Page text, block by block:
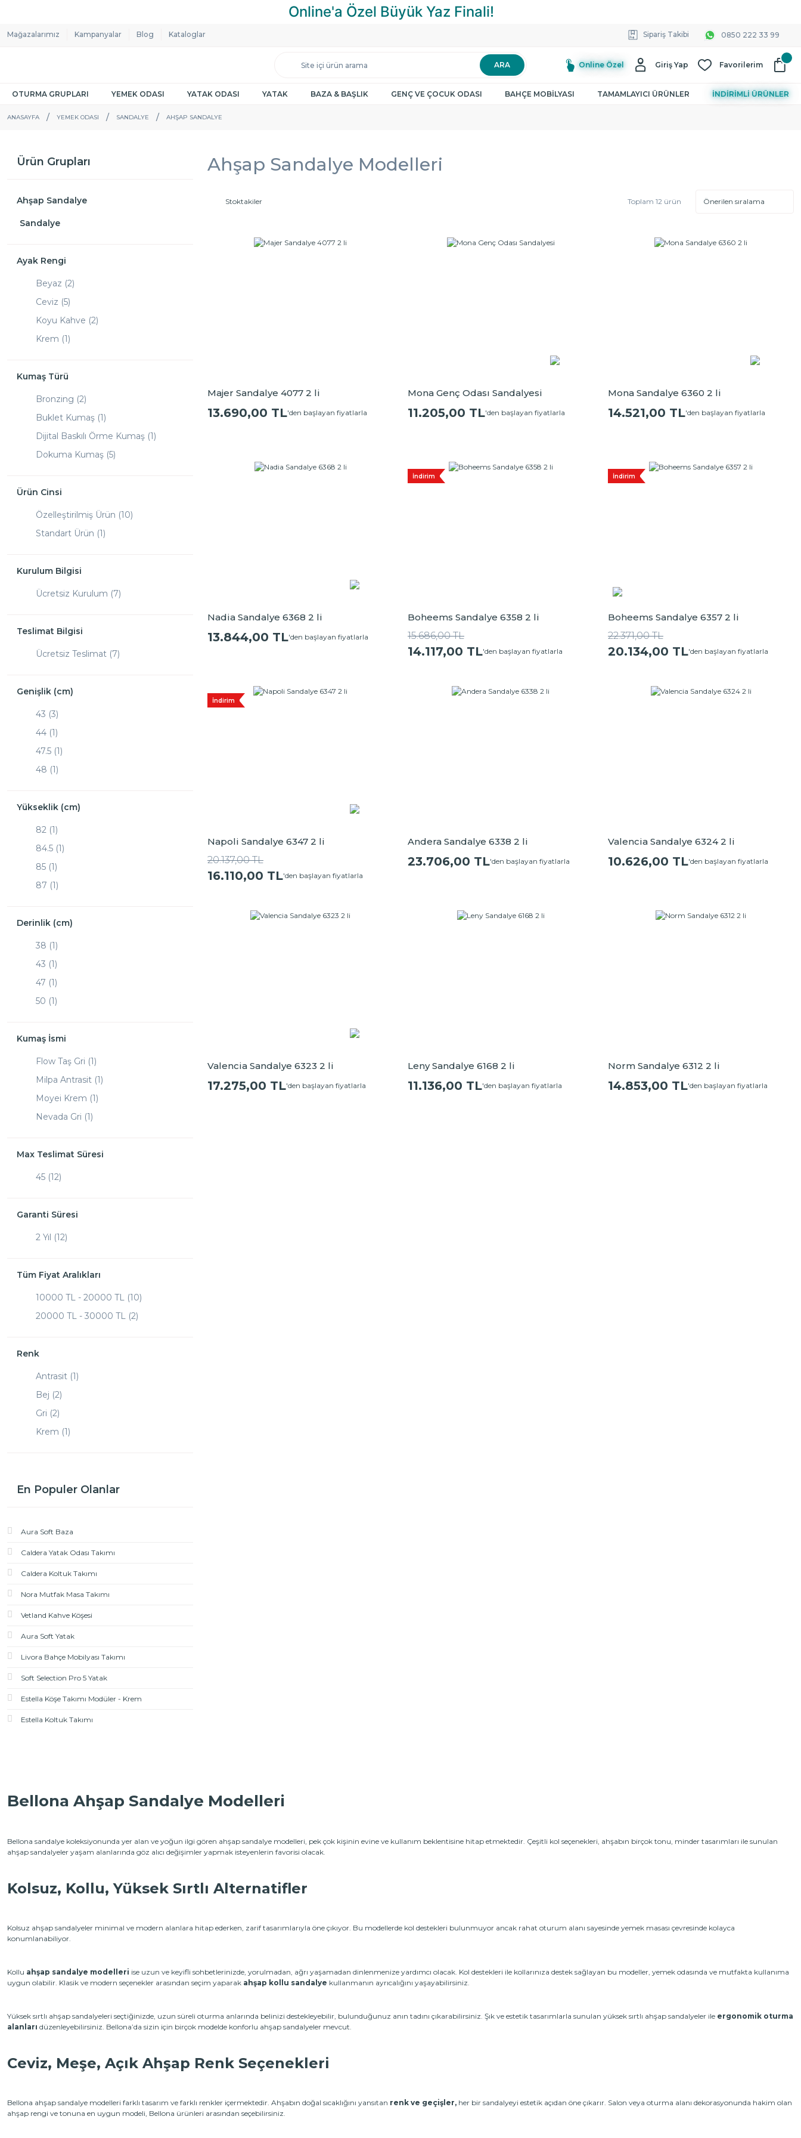
Mağazalarımız Kampanyalar Blog Kataloglar Sipariş Takibi 0850 222 33 99
ARA Online Özel Giriş Yap Favorilerim
OTURMA GRUPLARI YEMEK ODASI YATAK ODASI YATAK BAZA & BAŞLIK GENÇ VE ÇOCUK ODASI BAHÇE MOBİLYASI TAMAMLAYICI ÜRÜNLER İNDİRİMLİ ÜRÜNLER
ANASAYFA YEMEK ODASI SANDALYE AHŞAP SANDALYE
Ürün Grupları
Ahşap Sandalye
Sandalye
Ayak Rengi
Beyaz (2)
Ceviz (5)
Koyu Kahve (2)
Krem (1)
Kumaş Türü
Bronzing (2)
Buklet Kumaş (1)
Dijital Baskılı Örme Kumaş (1)
Dokuma Kumaş (5)
Ürün Cinsi
Özelleştirilmiş Ürün (10)
Standart Ürün (1)
Kurulum Bilgisi
Ücretsiz Kurulum (7)
Teslimat Bilgisi
Ücretsiz Teslimat (7)
Genişlik (cm)
43 (3)
44 (1)
47.5 (1)
48 (1)
50 (1)
51 (2)
52 (1)
52.5 (1)
Yükseklik (cm)
82 (1)
84.5 (1)
85 (1)
87 (1)
90 (1)
91 (2)
92.5 (1)
93.5 (1)
94 (1)
Derinlik (cm)
38 (1)
43 (1)
47 (1)
50 (1)
54 (1)
55 (1)
58 (1)
58.5 (1)
59 (1)
63.5 (1)
Kumaş İsmi
Flow Taş Gri (1)
Milpa Antrasit (1)
Moyei Krem (1)
Nevada Gri (1)
Star Bej (2)
Uludağ Krem (1)
Max Teslimat Süresi
45 (12)
Garanti Süresi
2 Yıl (12)
Tüm Fiyat Aralıkları
10000 TL - 20000 TL (10)
20000 TL - 30000 TL (2)
Renk
Antrasit (1)
Bej (2)
Gri (2)
Krem (1)
En Populer Olanlar
Aura Soft Baza
Caldera Yatak Odası Takımı
Caldera Koltuk Takımı
Nora Mutfak Masa Takımı
Vetland Kahve Köşesi
Aura Soft Yatak
Livora Bahçe Mobilyası Takımı
Soft Selection Pro 5 Yatak
Estella Köşe Takımı Modüler - Krem
Estella Koltuk Takımı
Ahşap Sandalye Modelleri
Stoktakiler Toplam 12 ürün
Majer Sandalye 4077 2 li
13.690,00 TL'den başlayan fiyatlarla
Mona Genç Odası Sandalyesi
11.205,00 TL'den başlayan fiyatlarla
Mona Sandalye 6360 2 li
14.521,00 TL'den başlayan fiyatlarla
Nadia Sandalye 6368 2 li
13.844,00 TL'den başlayan fiyatlarla
İndirim
Boheems Sandalye 6358 2 li
15.686,00 TL
14.117,00 TL'den başlayan fiyatlarla
İndirim
Boheems Sandalye 6357 2 li
22.371,00 TL
20.134,00 TL'den başlayan fiyatlarla
İndirim
Napoli Sandalye 6347 2 li
20.137,00 TL
16.110,00 TL'den başlayan fiyatlarla
Andera Sandalye 6338 2 li
23.706,00 TL'den başlayan fiyatlarla
Valencia Sandalye 6324 2 li
10.626,00 TL'den başlayan fiyatlarla
Valencia Sandalye 6323 2 li
17.275,00 TL'den başlayan fiyatlarla
Leny Sandalye 6168 2 li
11.136,00 TL'den başlayan fiyatlarla
Norm Sandalye 6312 2 li
14.853,00 TL'den başlayan fiyatlarla
Bellona Ahşap Sandalye Modelleri
Bellona sandalye koleksiyonunda yer alan ve yoğun ilgi gören ahşap sandalye modelleri, pek çok kişinin evine ve kullanım beklentisine hitap etmektedir. Çeşitli kol seçenekleri, ahşabın birçok tonu, minder tasarımları ile sunulan
ahşap sandalyeler yaşam alanlarında göz alıcı değişimler yapmak isteyenlerin favorisi olacak.
Kolsuz, Kollu, Yüksek Sırtlı Alternatifler
Kolsuz ahşap sandalyeler minimal ve modern alanlara hitap ederken, zarif tasarımlarıyla öne çıkıyor. Bu modellerde kol destekleri bulunmuyor ancak rahat oturum alanı sayesinde yemek masası çevresinde kolayca
konumlanabiliyor.
Kollu ahşap sandalye modelleri ise uzun ve keyifli sohbetlerinizde, yorulmadan, ağrı yaşamadan dinlenmenize yardımcı olacak. Kol destekleri ile kollarınıza destek sağlayan bu modeller, yemek odasında ve mutfakta kullanıma
uygun olabilir. Klasik ve modern seçenekler arasından seçim yaparak ahşap kollu sandalye kullanmanın ayrıcalığını yaşayabilirsiniz.
Yüksek sırtlı ahşap sandalyeleri seçtiğinizde, uzun süreli oturma anlarında belinizi destekleyebilir, bulunduğunuz anın tadını çıkarabilirsiniz. Şık ve estetik tasarımlarla sunulan yüksek sırtlı ahşap sandalyeler ile ergonomik oturma
alanları düzenleyebilirsiniz. Bellona’da sizin için birçok modelde konforlu ahşap sandalyeler mevcut.
Ceviz, Meşe, Açık Ahşap Renk Seçenekleri
Bellona ahşap sandalye modelleri farklı tasarım ve farklı renkler içermektedir. Ahşabın doğal sıcaklığını yansıtan renk ve geçişler, her bir sandalyeyi estetik açıdan öne çıkarır. Salon veya oturma alanı dekorasyonunda hakim olan
ahşap rengi ve tonuna en uygun modeli, Bellona ürünleri arasından seçebilirsiniz.